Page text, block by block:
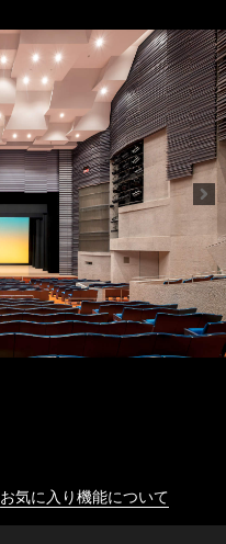
お気に入り機能について